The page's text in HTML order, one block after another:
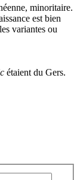
minoritaire.
est bien
variantes ou
étaient du Gers.